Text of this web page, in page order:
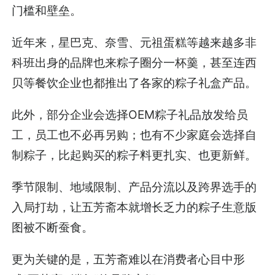
门槛和壁垒。
近年来，星巴克、奈雪、元祖蛋糕等越来越多非
科班出身的品牌也来粽子圈分一杯羹，甚至连西
贝等餐饮企业也都推出了各家的粽子礼盒产品。
此外，部分企业会选择OEM粽子礼品放发给员
工，员工也不必再另购；也有不少家庭会选择自
制粽子，比起购买的粽子料更扎实、也更新鲜。
季节限制、地域限制、产品分流以及跨界选手的
入局打劫，让五芳斋本就增长乏力的粽子生意版
图被不断蚕食。
更为关键的是，五芳斋难以在消费者心目中形